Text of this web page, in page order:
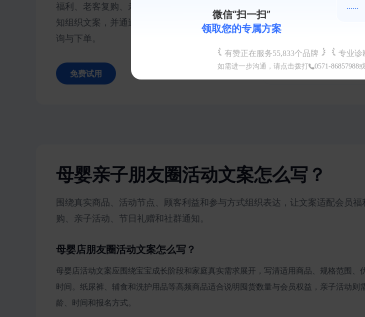
微信“扫一扫”
领取您的专属方案
......
有赞正在服务55,833个品牌 专业诊
如需进一步沟通，请点击拨打 0571-86857988
福利、老客复购、亲子活动、节日礼赠和社群通
知组织文案，并通过清晰的参与方式承接顾客咨
询与下单。
免费试用
社群承接：专属社群与
利用有赞微商城、企微
（如纸尿裤尺码升级、奶
母婴亲子朋友圈活动文案怎么写？
围绕真实商品、活动节点、顾客利益和参与方式组织表达，让文案适配会员福
购、亲子活动、节日礼赠和社群通知。
母婴店朋友圈活动文案怎么写？
母婴店活动文案应围绕宝宝成长阶段和家庭真实需求展开，写清适用商品、规格范围、
时间。纸尿裤、辅食和洗护用品等高频商品适合说明囤货数量与会员权益，亲子活动则
龄、时间和报名方式。